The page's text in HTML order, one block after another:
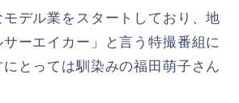
デル業をスタートしており、地
ーエイカー」と言う特撮番組に
とっては馴染みの福田萌子さん